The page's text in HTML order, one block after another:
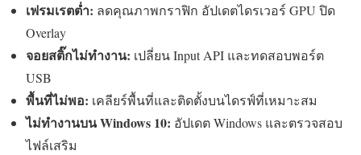
เฟรมเรตต่ำ: ลดคุณภาพกราฟิก อัปเดตไดรเวอร์ GPU ปิด
Overlay
จอยสติ๊กไม่ทำงาน: เปลี่ยน Input API และทดสอบพอร์ต
USB
พื้นที่ไม่พอ: เคลียร์พื้นที่และติดตั้งบนไดรฟ์ที่เหมาะสม
ไม่ทำงานบน Windows 10: อัปเดต Windows และตรวจสอบ
ไฟล์เสริม